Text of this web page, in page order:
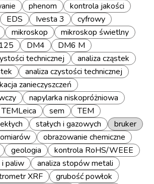
phenom
kontrola jakości
EDS Ivesta 3
cyfrowy
mikroskop
mikroskop świetlny
DM4
DM6 M
technicznej
analiza cząstek
analiza czystości technicznej
zanieczyszczeń
napylarka niskopróżniowa
TEMLeica sem
TEM
stałych i gazowych
bruker
obrazowanie chemiczne
geologia
kontrola RoHS/WEEE
i paliw
analiza stopów metali
XRF
grubość powłok